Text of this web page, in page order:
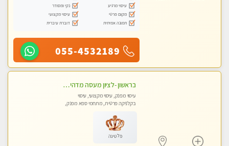
עיסוי מרגיע
נקי ומסודר
מקום פרטי
עיסוי מקצועי
תמונה אמיתית
דוברת עיברית
055-4532189
בראשון -לציון מעסה מדהימה ביותר בתל אביב ומומלץ לחלוטין! פרטי! ​​​​​​ Highly recommended
עיסוי מפנק, עיסוי מקצועי, עיסוי
בקלניקה פרטית, מתחמי ספא מפנק,
פלטינה